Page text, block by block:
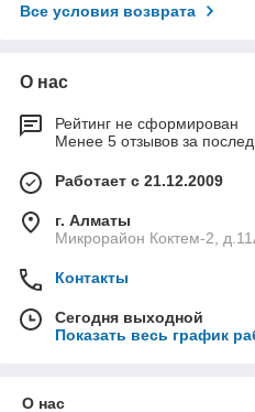
Все условия возврата
О нас
Рейтинг не сформирован
Менее 5 отзывов за
Работает с 21.12.2009
г. Алматы
Микрорайон Коктем-2,
Контакты
Сегодня выходной
Показать весь график
О нас